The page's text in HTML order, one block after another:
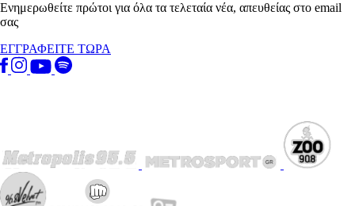
Ενημερωθείτε πρώτοι για όλα τα τελεταία νέα, απευθείας στο email
σας
ΕΓΓΡΑΦΕΙΤΕ ΤΩΡΑ